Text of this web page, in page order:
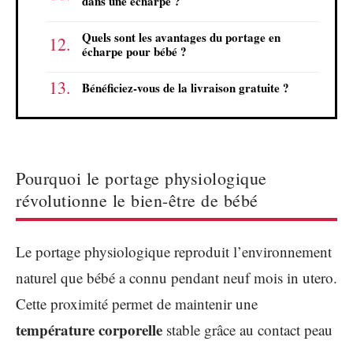
Quels sont les avantages du portage en
écharpe pour bébé ?
Bénéficiez-vous de la livraison gratuite ?
Pourquoi le portage physiologique
révolutionne le bien-être de bébé
Le portage physiologique reproduit l’environnement
naturel que bébé a connu pendant neuf mois in utero.
Cette proximité permet de maintenir une
température corporelle stable grâce au contact peau